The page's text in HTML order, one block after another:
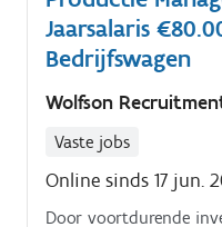
Jaarsalaris
Bedrijfswagen
Wolfson
Vaste jobs
Online sinds 17 jun.
Door voortdurende